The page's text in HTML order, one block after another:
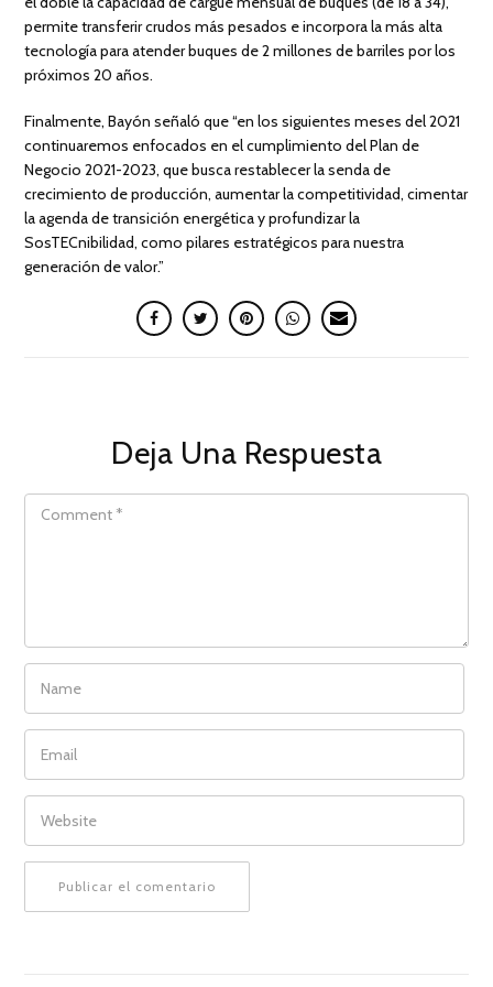
permite transferir crudos más pesados e incorpora la más alta
tecnología para atender buques de 2 millones de barriles por los
próximos 20 años.
Finalmente, Bayón señaló que “en los siguientes meses del 2021
continuaremos enfocados en el cumplimiento del Plan de
Negocio 2021-2023, que busca restablecer la senda de
crecimiento de producción, aumentar la competitividad, cimentar
la agenda de transición energética y profundizar la
SosTECnibilidad, como pilares estratégicos para nuestra
generación de valor.”
Deja Una Respuesta
COMMENT
NAME
EMAIL
WEBSITE